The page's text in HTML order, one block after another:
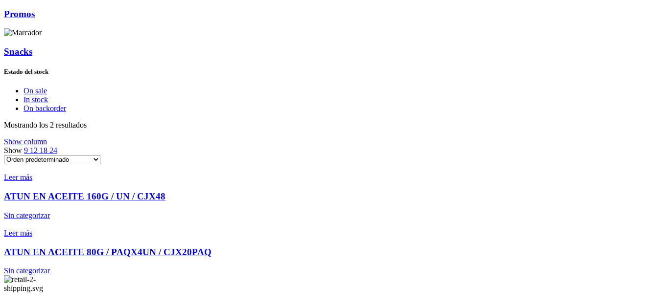
Promos
Snacks
Estado del stock
On sale
In stock
On backorder
Mostrando los 2 resultados
Show column
Show 9 12 18 24
Leer más
ATUN EN ACEITE 160G / UN / CJX48
Sin categorizar
Leer más
ATUN EN ACEITE 80G / PAQX4UN / CJX20PAQ
Sin categorizar